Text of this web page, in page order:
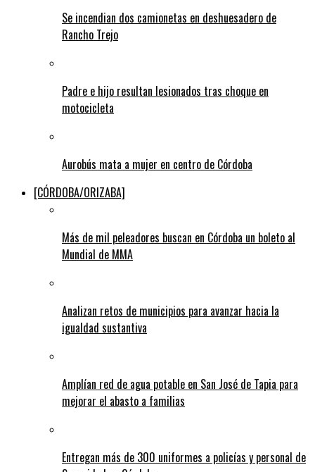
Se incendian dos camionetas en deshuesadero de
Rancho Trejo
Padre e hijo resultan lesionados tras choque en
motocicleta
Aurobús mata a mujer en centro de Córdoba
[CÓRDOBA/ORIZABA]
Más de mil peleadores buscan en Córdoba un boleto al
Mundial de MMA
Analizan retos de municipios para avanzar hacia la
igualdad sustantiva
Amplían red de agua potable en San José de Tapia para
mejorar el abasto a familias
Entregan más de 300 uniformes a policías y personal de